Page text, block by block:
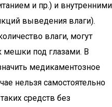
и пр.) и внутренними
выведения влаги).
влаги, могут
мешки под глазами. В
медикаментозное
нельзя самостоятельно
средств без